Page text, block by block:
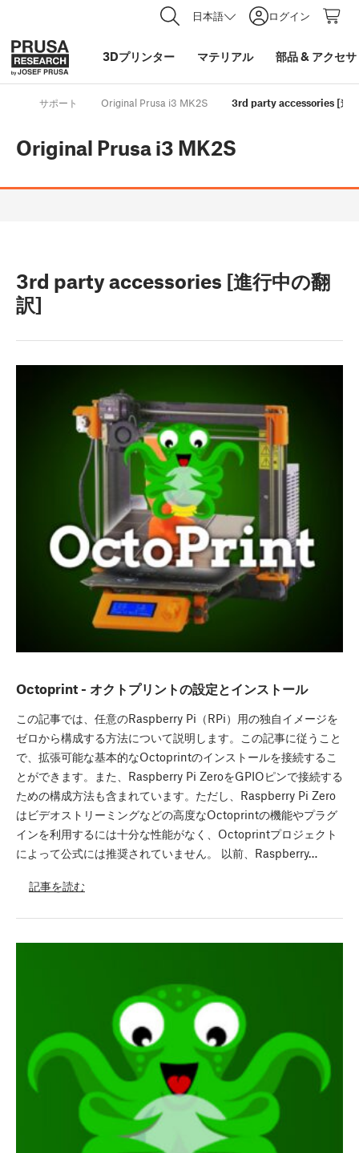
日本語 ログイン
3Dプリンター マテリアル 部品& アクセ
サポート Original Prusa i3 MK2S 3rd party accessories [進
Original Prusa i3 MK2S
3rd party accessories [進行中の翻
訳]
Octoprint - オクトプリントの設定とインストール
この記事では、任意のRaspberry Pi（RPi）用の独自イメージを
ゼロから構成する方法について説明します。この記事に従うこと
で、拡張可能な基本的なOctoprintのインストールを接続するこ
とができます。また、Raspberry Pi ZeroをGPIOピンで接続する
ための構成方法も含まれています。ただし、Raspberry Pi Zero
はビデオストリーミングなどの高度なOctoprintの機能やプラグ
インを利用するには十分な性能がなく、Octoprintプロジェクト
によって公式には推奨されていません。 以前、Raspberry…
記事を読む